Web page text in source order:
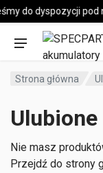
do dyspozycji pod
Pojazd
Strona główna
Ulubione
Nie masz
Przejdź do strony